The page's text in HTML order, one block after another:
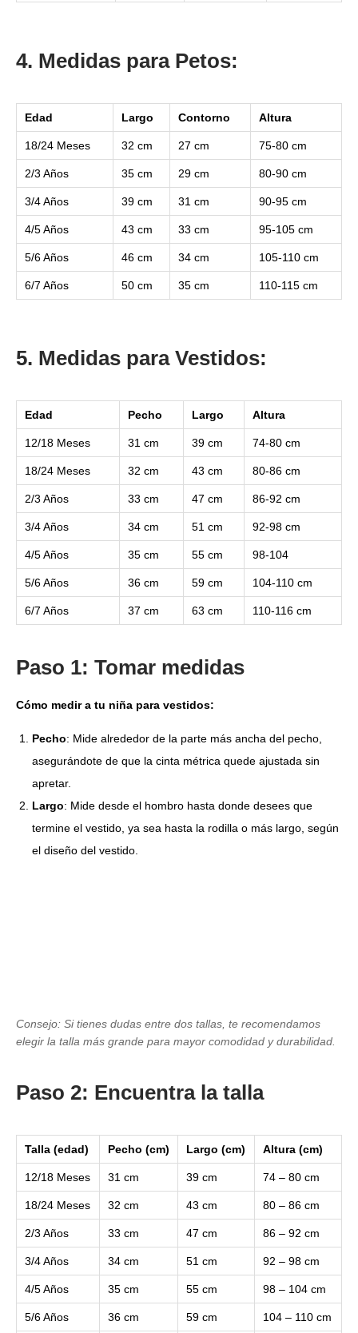
4. Medidas para Petos:
Edad Largo Contorno Altura
18/24 Meses 32 cm 27 cm 75-80 cm
2/3 Años 35 cm 29 cm 80-90 cm
3/4 Años 39 cm 31 cm 90-95 cm
4/5 Años 43 cm 33 cm 95-105 cm
5/6 Años 46 cm 34 cm 105-110 cm
6/7 Años 50 cm 35 cm 110-115 cm
5. Medidas para Vestidos:
Edad Pecho Largo Altura
12/18 Meses 31 cm 39 cm 74-80 cm
18/24 Meses 32 cm 43 cm 80-86 cm
2/3 Años 33 cm 47 cm 86-92 cm
3/4 Años 34 cm 51 cm 92-98 cm
4/5 Años 35 cm 55 cm 98-104
5/6 Años 36 cm 59 cm 104-110 cm
6/7 Años 37 cm 63 cm 110-116 cm
Paso 1: Tomar medidas
Cómo medir a tu niña para vestidos:
Pecho: Mide alrededor de la parte más ancha del pecho,
asegurándote de que la cinta métrica quede ajustada sin
apretar.
Largo: Mide desde el hombro hasta donde desees que
termine el vestido, ya sea hasta la rodilla o más largo, según
el diseño del vestido.
Consejo: Si tienes dudas entre dos tallas, te recomendamos
elegir la talla más grande para mayor comodidad y durabilidad.
Paso 2: Encuentra la talla
Talla (edad) Pecho (cm) Largo (cm) Altura (cm)
12/18 Meses 31 cm 39 cm 74 – 80 cm
18/24 Meses 32 cm 43 cm 80 – 86 cm
2/3 Años 33 cm 47 cm 86 – 92 cm
3/4 Años 34 cm 51 cm 92 – 98 cm
4/5 Años 35 cm 55 cm 98 – 104 cm
5/6 Años 36 cm 59 cm 104 – 110 cm